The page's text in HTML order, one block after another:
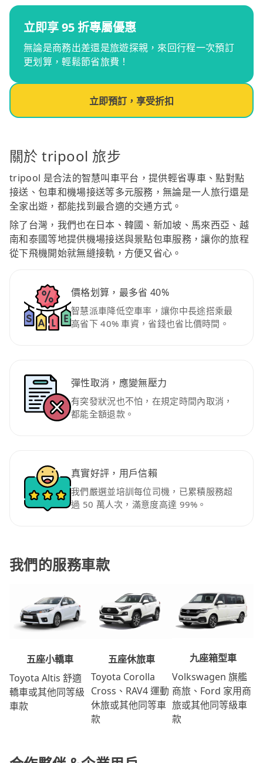
立即享 95 折專屬優惠
無論是商務出差還是旅遊探親，來回行程一次預訂
更划算，輕鬆節省旅費！
立即預訂，享受折扣
關於 tripool 旅步
tripool 是合法的智慧叫車平台，提供輕省專車、點對點
接送、包車和機場接送等多元服務，無論是一人旅行還是
全家出遊，都能找到最合適的交通方式。
除了台灣，我們也在日本、韓國、新加坡、馬來西亞、越
南和泰國等地提供機場接送與景點包車服務，讓你的旅程
從下飛機開始就無縫接軌，方便又省心。
價格划算，最多省 40%
智慧派車降低空車率，讓你中長途搭乘最
高省下 40% 車資，省錢也省比價時間。
彈性取消，應變無壓力
有突發狀況也不怕，在規定時間內取消，
都能全額退款。
真實好評，用戶信賴
我們嚴選並培訓每位司機，已累積服務超
過 50 萬人次，滿意度高達 99%。
我們的服務車款
五座小轎車
Toyota Altis 舒適
轎車或其他同等級
車款
五座休旅車
Toyota Corolla
Cross、RAV4 運動
休旅或其他同等車
款
九座箱型車
Volkswagen 旗艦
商旅、Ford 家用商
旅或其他同等級車
款